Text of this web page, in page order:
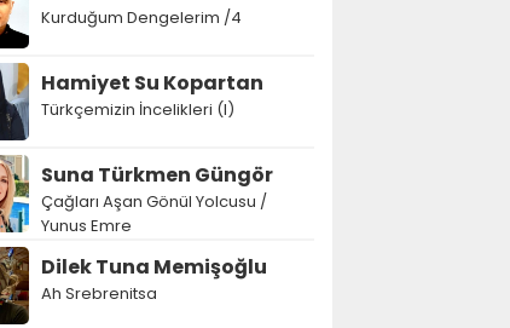
Kurduğum Dengelerim /4
Hamiyet Su Kopartan
Türkçemizin İncelikleri (I)
Suna Türkmen Güngör
Çağları Aşan Gönül Yolcusu /
Yunus Emre
Dilek Tuna Memişoğlu
Ah Srebrenitsa